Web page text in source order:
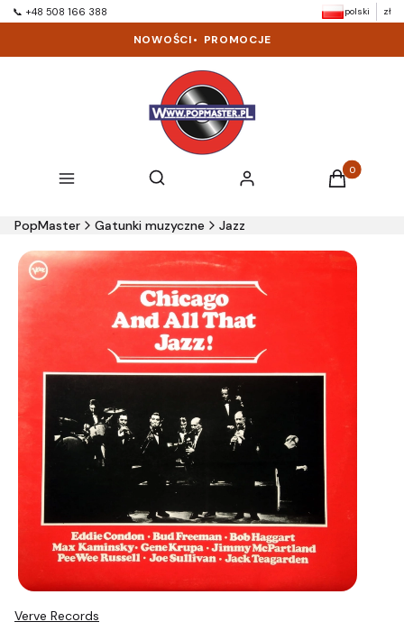
📞 +48 508 166 388 polski zł
NOWOŚCI• PROMOCJE
Menu Otwórz wyszukiwarkę
Szukaj Zaloguj się Produkty w
Koszyk
PopMaster Gatunki muzyczne Jazz
Verve Records